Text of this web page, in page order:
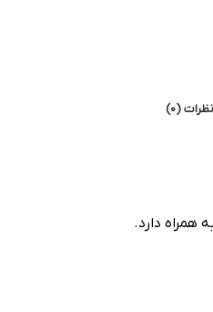
نظرات (0)
همراه دارد.